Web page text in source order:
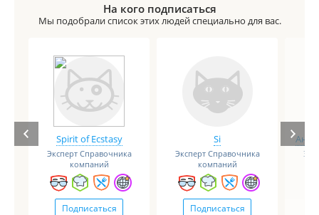
поездок!
Мы всегда на связи.
С уважением и заботой, команда TUBE CITY.
(TUBE-CITY создаёт онлайн-пространство, где
каждый может получить качественные Авто-
услуги оперативно!)
Так же у нас есть телеграмм канал указан на
На кого подписаться
Мы подобрали список этих людей специально для вас.
Spirit of Ecstasy
Эксперт Справочника
компаний
Подписаться
Si
Эксперт Справочника
компаний
Подписаться